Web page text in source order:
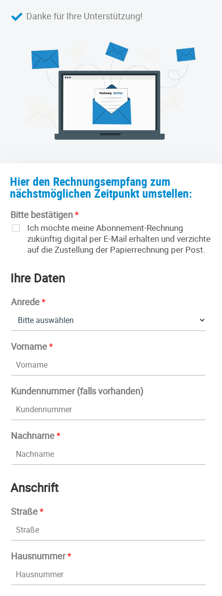
Danke für Ihre Unterstützung!
Hier den Rechnungsempfang zum
nächstmöglichen Zeitpunkt umstellen:
Bitte bestätigen*
Ich möchte meine Abonnement-Rechnung
zukünftig digital per E-Mail erhalten und verzichte
auf die Zustellung der Papierrechnung per Post.
Ihre Daten
Anrede*
Vorname*
Kundennummer (falls vorhanden)
Nachname*
Anschrift
Straße*
Hausnummer*